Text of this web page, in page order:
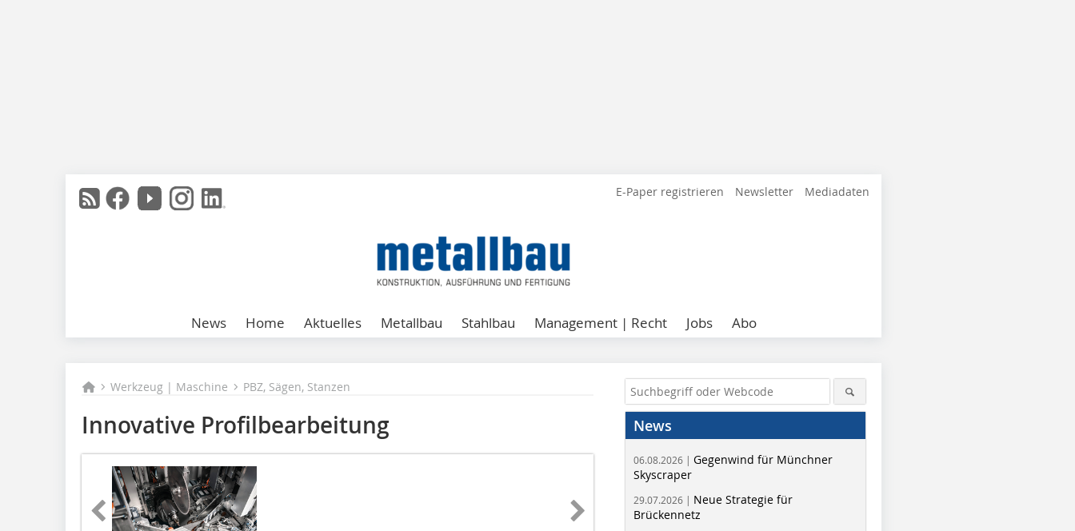
E-Paper registrieren Newsletter Mediadaten
News Home Aktuelles Metallbau Stahlbau Management | Recht Jobs Abo
Werkzeug | Maschine PBZ, Sägen, Stanzen
Innovative Profilbearbeitung News
06.08.2026 | Gegenwind für Münchner
Skyscraper
29.07.2026 | Neue Strategie für
Brückennetz